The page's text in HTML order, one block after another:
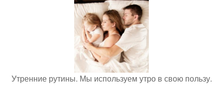
Утренние рутины. Мы используем утро в свою пользу.